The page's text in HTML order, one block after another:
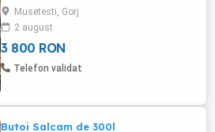
5randuri Este produsa in
Romania,Ceahlaul Piatra Neamt Nu este
foarte folosita doar ca a fost tinuta in
ploaie si soare. Pretul este de 3800lei
negociabil. Se poate vedea in
Musetesti, Gorj
2 august
3 800 RON
Telefon validat
Butoi Salcam de 300l